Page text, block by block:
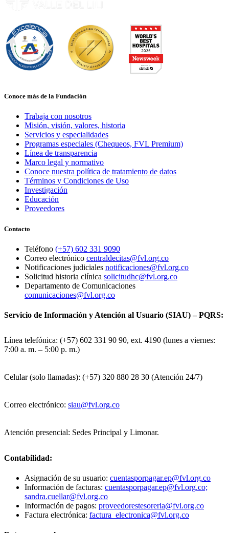
Conoce más de la Fundación
Trabaja con nosotros
Misión, visión, valores, historia
Servicios y especialidades
Programas especiales (Chequeos, FVL Premium)
Línea de transparencia
Marco legal y normativo
Conoce nuestra política de tratamiento de datos
Términos y Condiciones de Uso
Investigación
Educación
Proveedores
Contacto
Teléfono (+57) 602 331 9090
Correo electrónico centraldecitas@fvl.org.co
Notificaciones judiciales notificaciones@fvl.org.co
Solicitud historia clínica solicitudhc@fvl.org.co
Departamento de Comunicaciones
comunicaciones@fvl.org.co
Servicio de Información y Atención al Usuario (SIAU) – PQRS:
Línea telefónica: (+57) 602 331 90 90, ext. 4190 (lunes a viernes:
7:00 a. m. – 5:00 p. m.)
Celular (solo llamadas): (+57) 320 880 28 30 (Atención 24/7)
Correo electrónico: siau@fvl.org.co
Atención presencial: Sedes Principal y Limonar.
Contabilidad:
Asignación de su usuario: cuentasporpagar.ep@fvl.org.co
Información de facturas: cuentasporpagar.ep@fvl.org.co;
sandra.cuellar@fvl.org.co
Información de pagos: proveedorestesoreria@fvl.org.co
Factura electrónica: factura_electronica@fvl.org.co